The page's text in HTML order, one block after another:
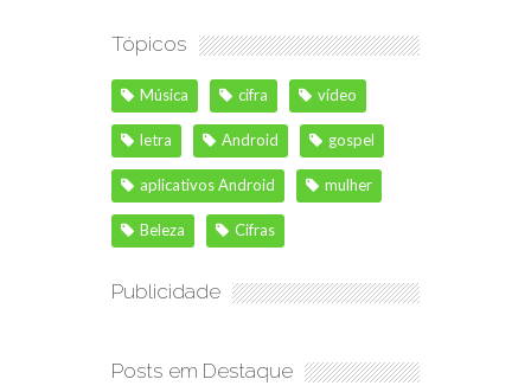
Tópicos
Música cifra vídeo
letra Android gospel
aplicativos Android mulher
Beleza Cifras
Publicidade
Posts em Destaque